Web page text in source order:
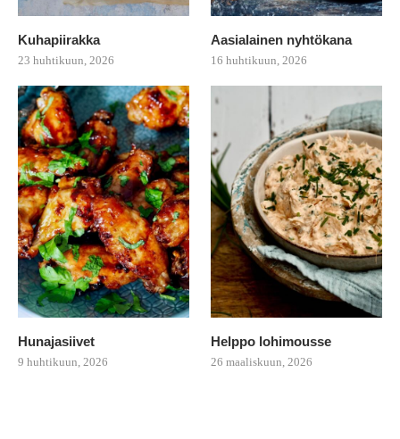
Kuhapiirakka
23 huhtikuun, 2026
Aasialainen nyhtökana
16 huhtikuun, 2026
Hunajasiivet
9 huhtikuun, 2026
Helppo lohimousse
26 maaliskuun, 2026